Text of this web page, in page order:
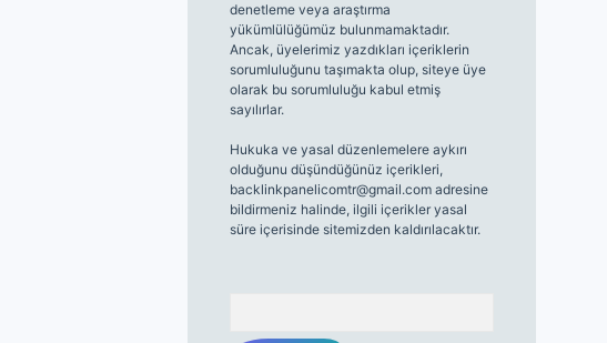
denetleme veya araştırma
yükümlülüğümüz bulunmamaktadır.
Ancak, üyelerimiz yazdıkları içeriklerin
sorumluluğunu taşımakta olup, siteye üye
olarak bu sorumluluğu kabul etmiş
sayılırlar.
Hukuka ve yasal düzenlemelere aykırı
olduğunu düşündüğünüz içerikleri,
backlinkpanelicomtr@gmail.comadresine
bildirmeniz halinde, ilgili içerikler yasal
süre içerisinde sitemizden kaldırılacaktır.